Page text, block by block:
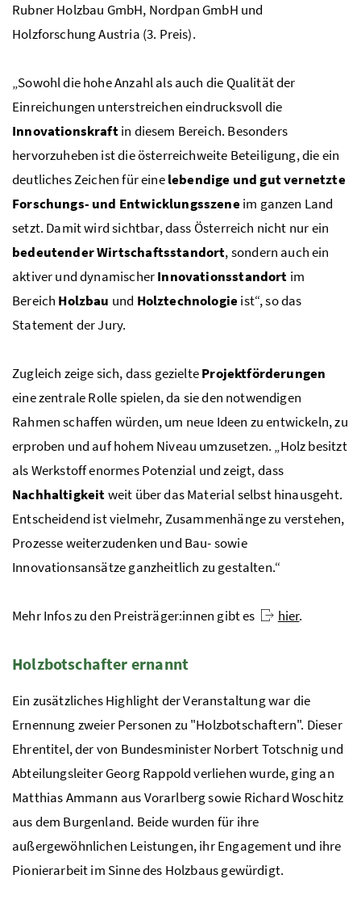
Rubner Holzbau GmbH, Nordpan GmbH und
Holzforschung Austria (3. Preis).
„Sowohl die hohe Anzahl als auch die Qualität der
Einreichungen unterstreichen eindrucksvoll die
Innovationskraftin diesem Bereich. Besonders
hervorzuheben ist die österreichweite Beteiligung, die ein
deutliches Zeichen für einelebendige und gut vernetzte
Forschungs- und Entwicklungsszeneim ganzen Land
setzt. Damit wird sichtbar, dass Österreich nicht nur ein
bedeutender Wirtschaftsstandort, sondern auch ein
aktiver und dynamischerInnovationsstandort im
Bereich Holzbau und Holztechnologieist“, so das
Statement der Jury.
Zugleich zeige sich, dass gezielteProjektförderungen
eine zentrale Rolle spielen, da sie den notwendigen
Rahmen schaffen würden, um neue Ideen zu entwickeln, zu
erproben und auf hohem Niveau umzusetzen. „Holz besitzt
als Werkstoff enormes Potenzial und zeigt, dass
Nachhaltigkeitweit über das Material selbst hinausgeht.
Entscheidend ist vielmehr, Zusammenhänge zu verstehen,
Prozesse weiterzudenken und Bau- sowie
Innovationsansätze ganzheitlich zu gestalten.“
Mehr Infos zu den Preisträger:innen gibt es hier.
Holzbotschafter ernannt
Ein zusätzliches Highlight der Veranstaltung war die
Ernennung zweier Personen zu "Holzbotschaftern". Dieser
Ehrentitel, der von Bundesminister Norbert Totschnig und
Abteilungsleiter Georg Rappold verliehen wurde, ging an
Matthias Ammann aus Vorarlberg sowie Richard Woschitz
aus dem Burgenland. Beide wurden für ihre
außergewöhnlichen Leistungen, ihr Engagement und ihre
Pionierarbeit im Sinne des Holzbaus gewürdigt.